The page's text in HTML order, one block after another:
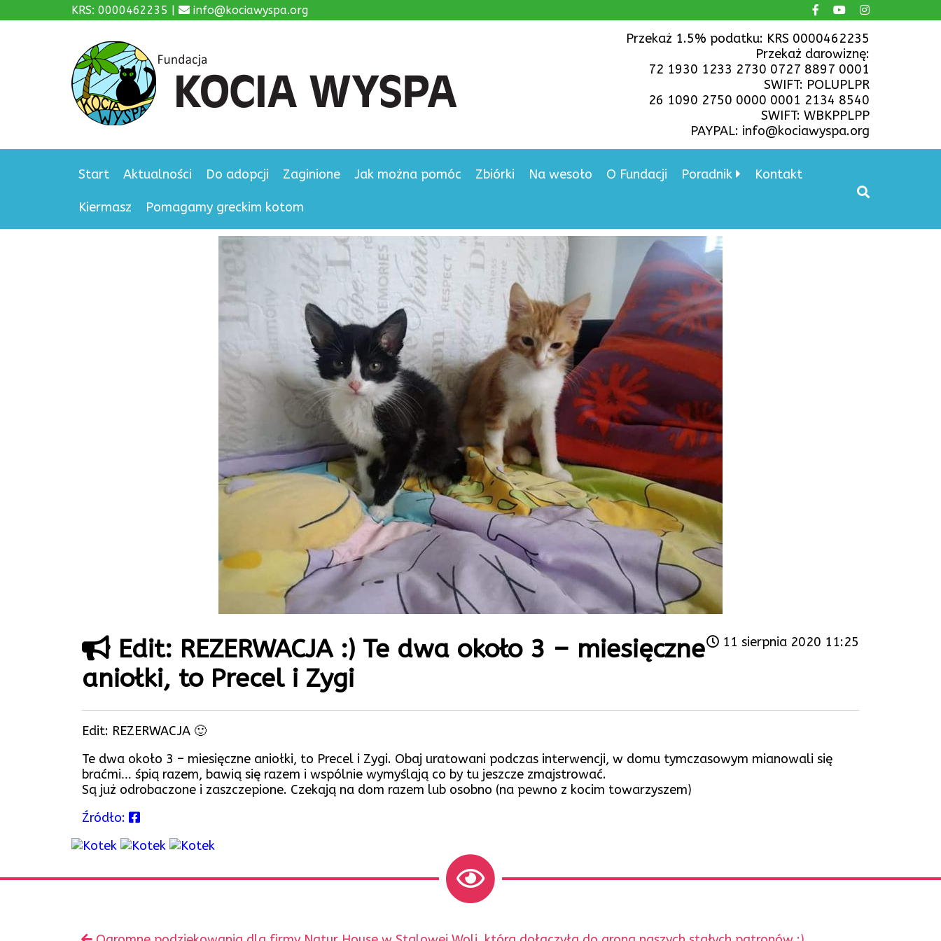
KRS: 0000462235 | info@kociawyspa.org
Przekaż 1.5% podatku: KRS 0000462235
Przekaż darowiznę:
72 1930 1233 2730 0727 8897 0001
SWIFT: POLUPLPR
26 1090 2750 0000 0001 2134 8540
SWIFT: WBKPPLPP
PAYPAL: info@kociawyspa.org
Start Aktualności Do adopcji Zaginione Jak można pomóc Zbiórki Na wesoło O Fundacji Poradnik Kontakt
Kiermasz Pomagamy greckim kotom
11 sierpnia 2020 11:25
Edit: REZERWACJA :) Te dwa około 3 – miesięczne
aniołki, to Precel i Zygi
Edit: REZERWACJA 🙂
Te dwa około 3 – miesięczne aniołki, to Precel i Zygi. Obaj uratowani podczas interwencji, w domu tymczasowym mianowali się
braćmi… śpią razem, bawią się razem i wspólnie wymyślają co by tu jeszcze zmajstrować.
Są już odrobaczone i zaszczepione. Czekają na dom razem lub osobno (na pewno z kocim towarzyszem)
Źródło:
Zobacz